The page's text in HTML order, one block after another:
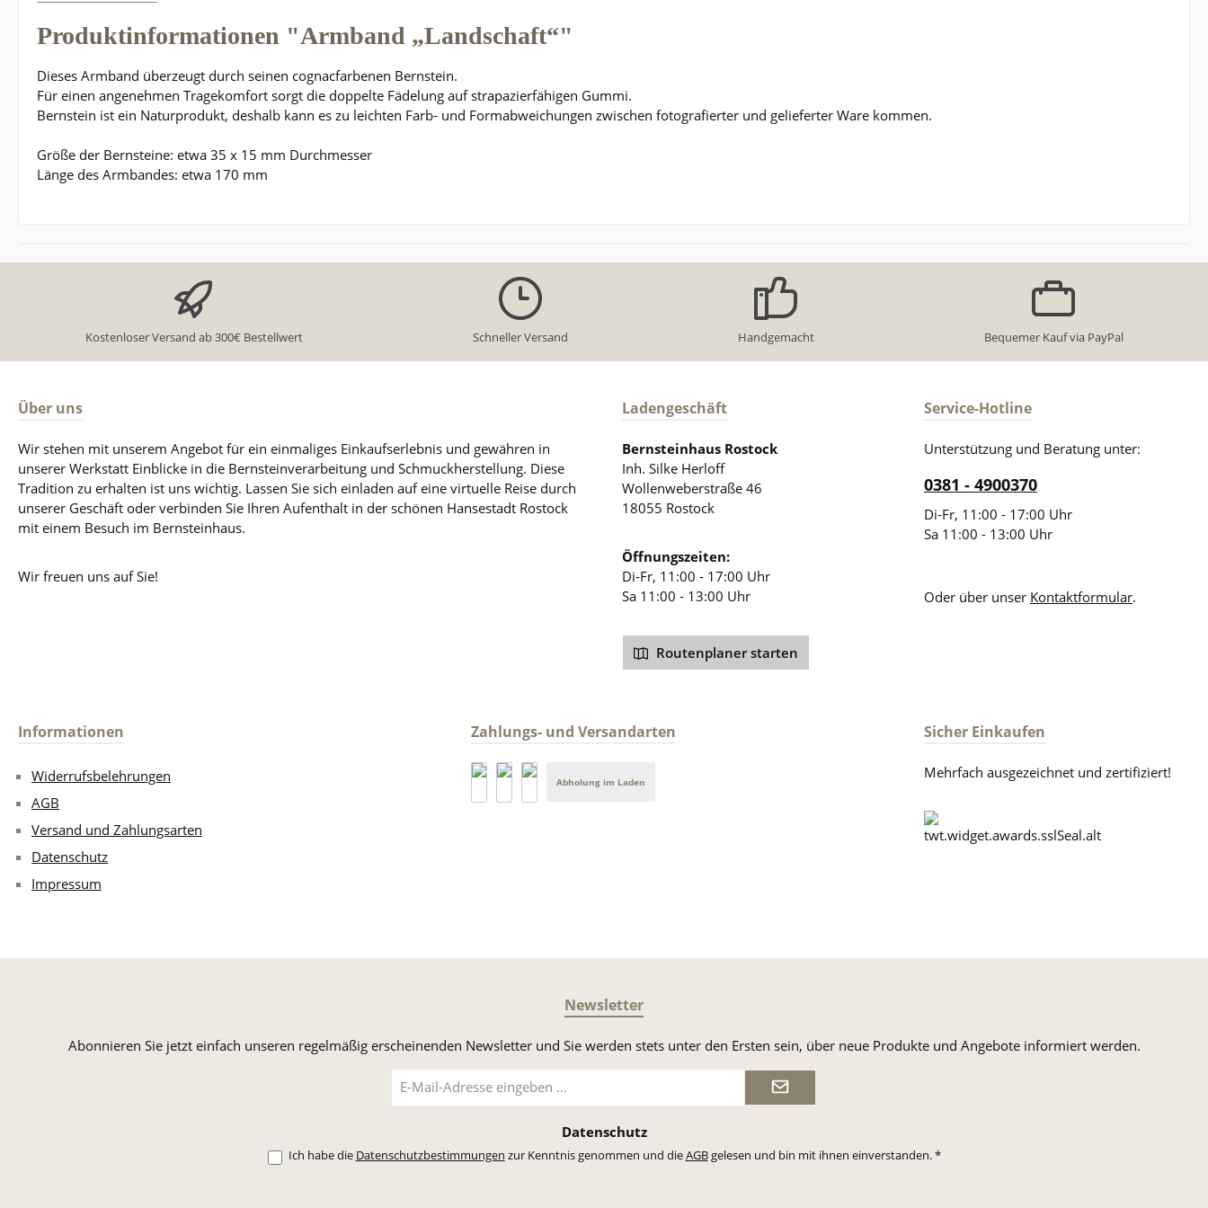
Produktinformationen "Armband „Landschaft“"
Dieses Armband überzeugt durch seinen cognacfarbenen Bernstein.
Für einen angenehmen Tragekomfort sorgt die doppelte Fädelung auf strapazierfähigen Gummi.
Bernstein ist ein Naturprodukt, deshalb kann es zu leichten Farb- und Formabweichungen zwischen fotografierter und gelieferter Ware kommen.
Größe der Bernsteine: etwa 35 x 15 mm Durchmesser
Länge des Armbandes: etwa 170 mm
Kostenloser Versand ab 300€ Bestellwert Schneller Versand Handgemacht Bequemer Kauf via PayPal
Über uns
Wir stehen mit unserem Angebot für ein einmaliges Einkaufserlebnis und gewähren in
unserer Werkstatt Einblicke in die Bernsteinverarbeitung und Schmuckherstellung. Diese
Tradition zu erhalten ist uns wichtig. Lassen Sie sich einladen auf eine virtuelle Reise durch
unserer Geschäft oder verbinden Sie Ihren Aufenthalt in der schönen Hansestadt Rostock
mit einem Besuch im Bernsteinhaus.
Wir freuen uns auf Sie!
Ladengeschäft
Bernsteinhaus Rostock
Inh. Silke Herloff
Wollenweberstraße 46
18055 Rostock
Öffnungszeiten:
Di-Fr, 11:00 - 17:00 Uhr
Sa 11:00 - 13:00 Uhr
Routenplaner starten
Service-Hotline
Unterstützung und Beratung unter:
0381 - 4900370
Di-Fr, 11:00 - 17:00 Uhr
Sa 11:00 - 13:00 Uhr
Oder über unser Kontaktformular.
Informationen
Widerrufsbelehrungen
AGB
Versand und Zahlungsarten
Datenschutz
Impressum
Zahlungs- und Versandarten
Abholung im Laden
Sicher Einkaufen
Mehrfach ausgezeichnet und zertifiziert!
Newsletter
Abonnieren Sie jetzt einfach unseren regelmäßig erscheinenden Newsletter und Sie werden stets unter den Ersten sein, über neue Produkte und Angebote informiert werden.
Mail-
Adresse
Datenschutz
Ich habe die Datenschutzbestimmungen zur Kenntnis genommen und dieAGBgelesen und bin mit ihnen einverstanden.*